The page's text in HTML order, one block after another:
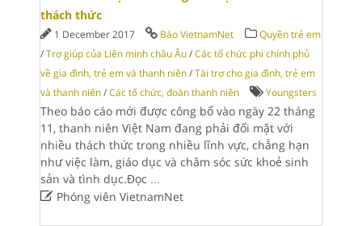
thách thức
1 December 2017 Báo VietnamNet
Quyền trẻ em
/Trợ giúp của Liên minh châu Âu /Các tổ chức phi chính phủ
về gia đình, trẻ em và thanh niên /Tài trợ cho gia đình, trẻ em
và thanh niên /Các tổ chức, đoàn thanh niên Youngsters
Theo báo cáo mới được công bố vào ngày 22 tháng
11, thanh niên Việt Nam đang phải đối mặt với
nhiều thách thức trong nhiều lĩnh vực, chẳng hạn
như việc làm, giáo dục và chăm sóc sức khoẻ sinh
sản và tình dục.Đọc ...
Phóng viên VietnamNet